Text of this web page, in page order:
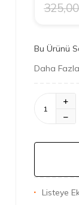
325,00
Bu Ürünü
Daha Fazla
Listeye